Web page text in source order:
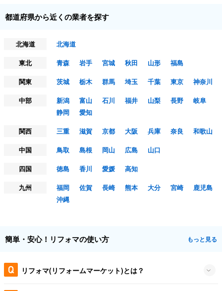
都道府県から近くの業者を探す
北海道
北海道
東北
青森 岩手 宮城 秋田 山形
福島
関東
茨城 栃木 群馬 埼玉 千葉 東京
神奈川
中部
新潟 富山 石川 福井 山梨 長野
岐阜
静岡
愛知
関西
三重 滋賀 京都 大阪 兵庫 奈良
和歌山
中国
鳥取 島根 岡山 広島
山口
四国
徳島 香川 愛媛
高知
九州
福岡 佐賀 長崎 熊本 大分 宮崎
鹿児島
沖縄
簡単・安心！リフォマの使い方 もっと見る
リフォマ(リフォームマーケット)とは？